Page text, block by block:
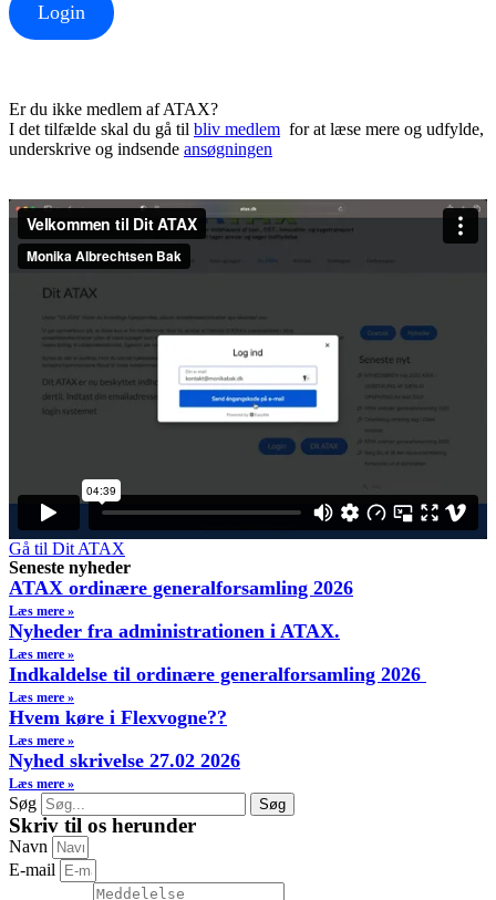
Login
Er du ikke medlem af ATAX?
I det tilfælde skal du gå til bliv medlem for at læse mere og udfylde,
underskrive og indsende ansøgningen
Gå til Dit ATAX
Seneste nyheder
ATAX ordinære generalforsamling 2026
Læs mere »
Nyheder fra administrationen i ATAX.
Læs mere »
Indkaldelse til ordinære generalforsamling 2026
Læs mere »
Hvem køre i Flexvogne??
Læs mere »
Nyhed skrivelse 27.02 2026
Læs mere »
Søg Søg
Skriv til os herunder
Navn
E-mail